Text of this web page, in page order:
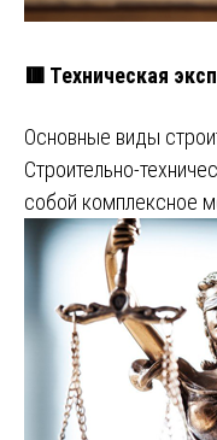
🟥 Техническая
Основные виды
Строительно-
собой комплексное